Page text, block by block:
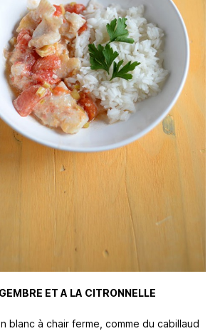
ET A LA CITRONNELLE
blanc à chair ferme, comme du cabillaud